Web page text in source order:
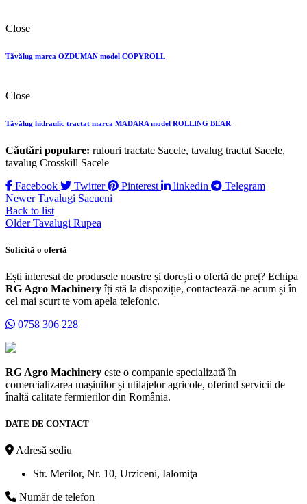
Close
Tăvălug marca OZDUMAN model COPYROLL
Close
Tăvălug hidraulic tractat marca MADARA model ROLLING BEAR
Căutări populare: rulouri tractate Sacele, tavalug tractat Sacele,
tavalug Crosskill Sacele
Facebook
Twitter Pinterest linkedin
Telegram
Newer Tavalugi Sacueni
Back to list
Older Tavalugi Rupea
Solicită o ofertă
Ești interesat de produsele noastre și dorești o ofertă de preț? Echipa
RG Agro Machineryîți stă la dispoziție, contactează-ne acum și în
cel mai scurt te vom apela telefonic.
0758 306 228
RG Agro Machinery este o companie specializată în
comercializarea mașinilor și utilajelor agricole, oferind servicii de
înaltă calitate fermierilor din România.
DATE DE CONTACT
Adresă sediu
Str. Merilor, Nr. 10, Urziceni, Ialomiţa
Număr de telefon